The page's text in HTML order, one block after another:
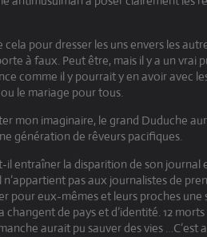
pour dresser les uns envers les
à faux. Peut être, mais il y a un vrai
comme il y pourrait y en avoir avec
le mariage pour tous.
mon imaginaire, le grand Duduche
génération de rêveurs pacifiques.
il entraîner la disparition de son journal
n’appartient pas aux journalistes de
pour eux-mêmes et leurs proches une
de pays et d’identité. 12
aurait pu sauver des vies …C’est